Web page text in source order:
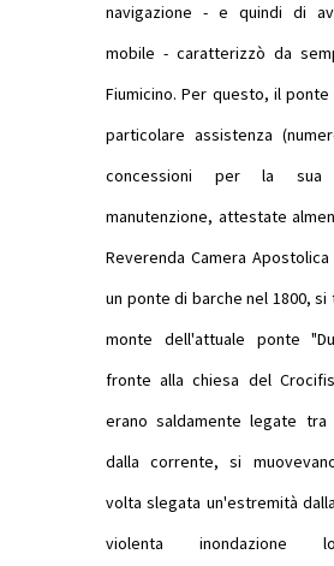
navigazione - e quindi di
mobile - caratterizzò da
Fiumicino. Per questo, il
particolare assistenza
concessioni per la
manutenzione, attestate
Reverenda Camera
un ponte di barche nel 1800,
monte dell'attuale ponte
fronte alla chiesa del
erano saldamente legate
dalla corrente, si
volta slegata un'estremità
violenta inondazione